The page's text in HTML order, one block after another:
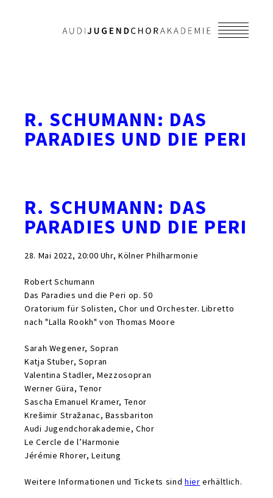
R. SCHUMANN: DAS
PARADIES UND DIE PERI
R. SCHUMANN: DAS
PARADIES UND DIE PERI
28. Mai 2022, 20:00 Uhr, Kölner Philharmonie
Robert Schumann
Das Paradies und die Peri op. 50
Oratorium für Solisten, Chor und Orchester. Libretto
nach "Lalla Rookh" von Thomas Moore
Sarah Wegener, Sopran
Katja Stuber, Sopran
Valentina Stadler, Mezzosopran
Werner Güra, Tenor
Sascha Emanuel Kramer, Tenor
Krešimir Stražanac, Bassbariton
Audi Jugendchorakademie, Chor
Le Cercle de l’Harmonie
Jérémie Rhorer, Leitung
Weitere Informationen und Tickets sind hier erhältlich.